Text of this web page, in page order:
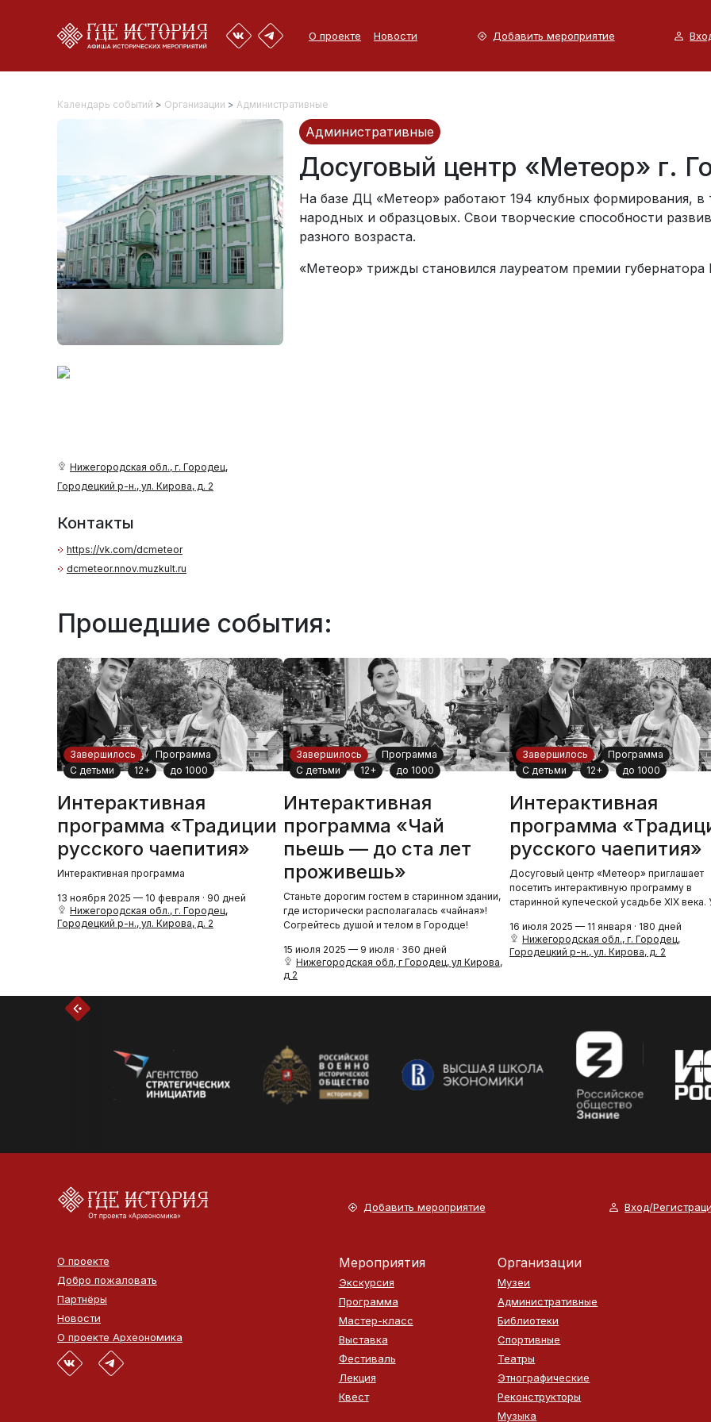
О проекте Новости Добавить мероприятие
Календарь событий > Организации > Административные
Нижегородская обл., г. Городец,
Городецкий р-н., ул. Кирова, д. 2
Контакты
https://vk.com/dcmeteor
dcmeteor.nnov.muzkult.ru
Административные
Досуговый центр «Метеор» г.
На базе ДЦ «Метеор» работают 194 клубных формирования,
народных и образцовых. Свои творческие способности
разного возраста.
«Метеор» трижды становился лауреатом премии
Прошедшие события:
Завершилось
Программа
С детьми
12+ до 1000
Интерактивная
программа «Традиции
русского чаепития»
Интерактивная программа
13 ноября 2025 — 10 февраля · 90 дней
Нижегородская обл., г. Городец,
Городецкий р-н., ул. Кирова, д. 2
Завершилось
Программа
С детьми
12+ до 1000
Интерактивная
программа «Чай
пьешь — до ста лет
проживешь»
Станьте дорогим гостем в старинном здании,
где исторически располагалась «чайная»!
Согрейтесь душой и телом в Городце!
15 июля 2025 — 9 июля · 360 дней
Нижегородская обл, г Городец, ул Кирова,
д 2
Завершилось
Программа
С детьми
12+ до 1000
Интерактивная
программа
русского чаепития»
Досуговый центр «Метеор» приглашает
посетить интерактивную программу в
старинной купеческой усадьбе ХIХ века.
16 июля 2025 — 11 января · 180 дней
Нижегородская обл., г. Городец,
Городецкий р-н., ул. Кирова, д. 2
Добавить мероприятие Вход/
О проекте
Добро пожаловать
Партнёры
Новости
О проекте Археономика
Мероприятия
Экскурсия
Программа
Мастер-класс
Выставка
Фестиваль
Лекция
Квест
Организации
Музеи
Административные
Библиотеки
Спортивные
Театры
Этнографические
Реконструкторы
Музыка